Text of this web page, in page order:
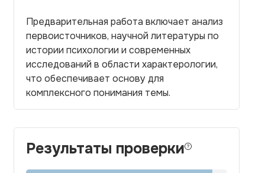
Предварительная работа включает анализ
первоисточников, научной литературы по
истории психологии и современных
исследований в области характерологии,
что обеспечивает основу для
комплексного понимания темы.
Результаты проверки